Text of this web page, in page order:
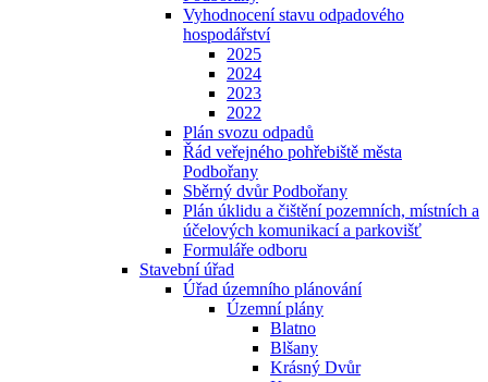
Vyhodnocení stavu odpadového
hospodářství
2025
2024
2023
2022
Plán svozu odpadů
Řád veřejného pohřebiště města
Podbořany
Sběrný dvůr Podbořany
Plán úklidu a čištění pozemních, místních a
účelových komunikací a parkovišť
Formuláře odboru
Stavební úřad
Úřad územního plánování
Územní plány
Blatno
Blšany
Krásný Dvůr